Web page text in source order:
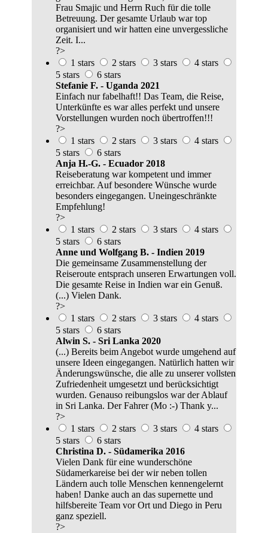
Frau Smajic und Herrn Ruch für die tolle
Betreuung. Der gesamte Urlaub war top
organisiert und wir hatten eine unvergessliche
Zeit. I...
?>
1 stars
2 stars 3 stars
4 stars
5 stars
6 stars
Stefanie F. - Uganda 2021
Einfach nur fabelhaft!! Das Team, die Reise,
Unterkünfte es war alles perfekt und unsere
Vorstellungen wurden noch übertroffen!!!
?>
1 stars
2 stars 3 stars
4 stars
5 stars
6 stars
Anja H.-G. - Ecuador 2018
Reiseberatung war kompetent und immer
erreichbar. Auf besondere Wünsche wurde
besonders eingegangen. Uneingeschränkte
Empfehlung!
?>
1 stars
2 stars 3 stars
4 stars
5 stars
6 stars
Anne und Wolfgang B. - Indien 2019
Die gemeinsame Zusammenstellung der
Reiseroute entsprach unseren Erwartungen voll.
Die gesamte Reise in Indien war ein Genuß.
(...) Vielen Dank.
?>
1 stars
2 stars 3 stars
4 stars
5 stars
6 stars
Alwin S. - Sri Lanka 2020
(...) Bereits beim Angebot wurde umgehend auf
unsere Ideen eingegangen. Natürlich hatten wir
Änderungswünsche, die alle zu unserer vollsten
Zufriedenheit umgesetzt und berücksichtigt
wurden. Genauso reibungslos war der Ablauf
in Sri Lanka. Der Fahrer (Mo :-) Thank y...
?>
1 stars
2 stars 3 stars
4 stars
5 stars
6 stars
Christina D. - Südamerika 2016
Vielen Dank für eine wunderschöne
Südamerkareise bei der wir neben tollen
Ländern auch tolle Menschen kennengelernt
haben! Danke auch an das supernette und
hilfsbereite Team vor Ort und Diego in Peru
ganz speziell.
?>